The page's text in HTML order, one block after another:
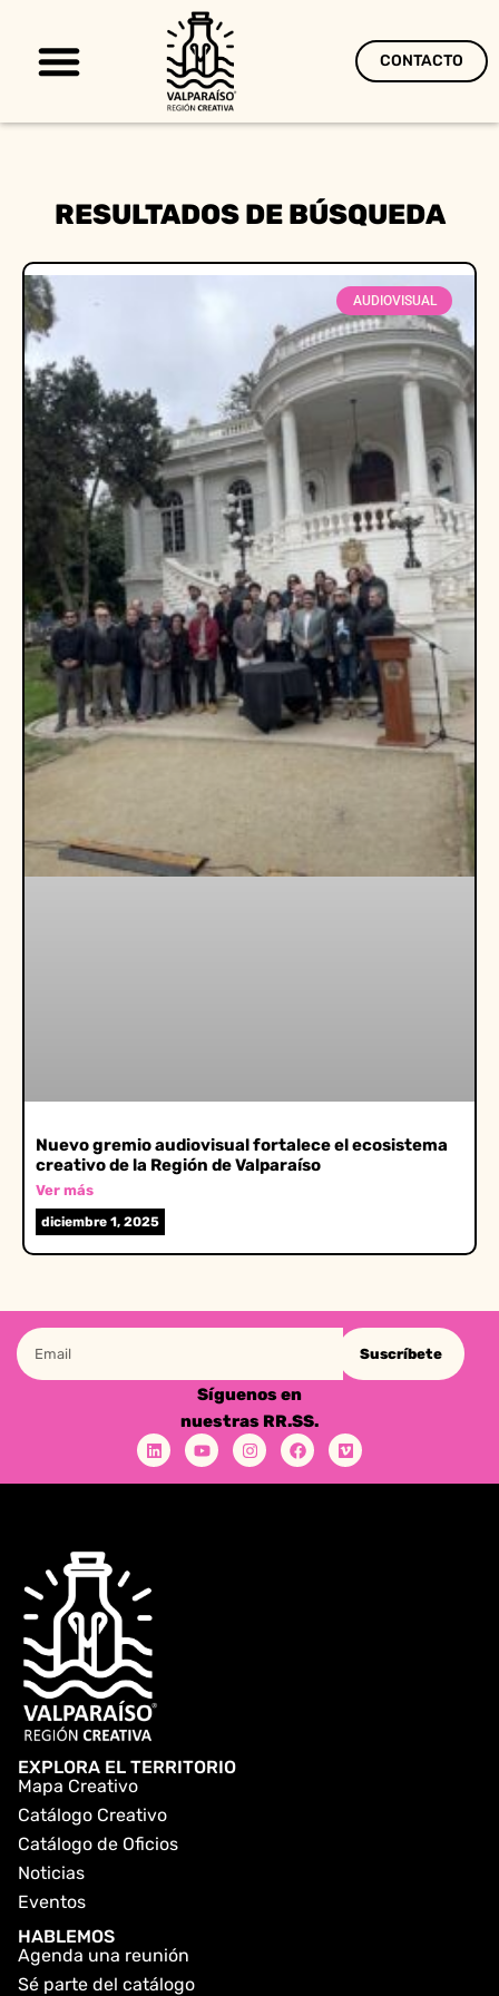
CONTACTO
RESULTADOS DE BÚSQUEDA
AUDIOVISUAL
Nuevo gremio audiovisual fortalece el ecosistema
creativo de la Región de Valparaíso
Ver más
diciembre 1, 2025
Suscríbete
Síguenos en
nuestras RR.SS.
EXPLORA EL TERRITORIO
Mapa Creativo
Catálogo Creativo
Catálogo de Oficios
Noticias
Eventos
HABLEMOS
Agenda una reunión
Sé parte del catálogo